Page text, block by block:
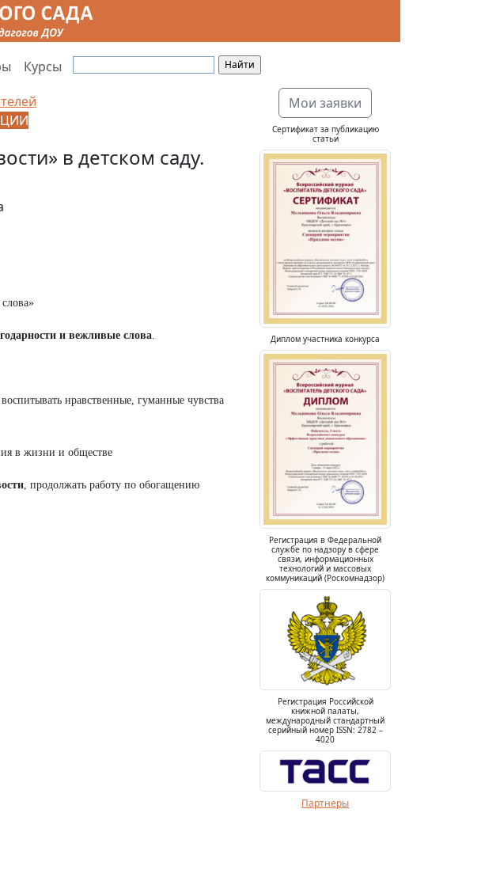
Курсы
в детском саду.
и вежливые слова.
нравственные, гуманные чувства
в жизни и обществе
, продолжать работу по обогащению
Мои заявки
Сертификат за публикацию
статьи
Диплом участника конкурса
Регистрация в Федеральной
службе по надзору в сфере
связи, информационных
технологий и массовых
коммуникаций (Роскомнадзор)
Регистрация Российской
книжной палаты,
международный стандартный
серийный номер ISSN: 2782 –
4020
Партнеры